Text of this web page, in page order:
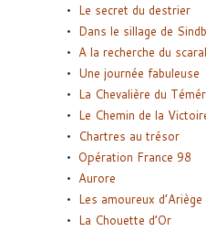
Le secret du destrier
Dans le sillage de
A la recherche du
Une journée fabuleuse
La Chevalière du
Le Chemin de la
Chartres au trésor
Opération France 98
Aurore
Les amoureux d’Ariège
La Chouette d’Or